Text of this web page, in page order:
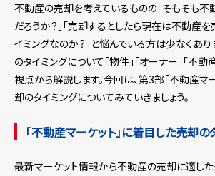
不動産の売却を考えているものの「そもそも
だろうか？」「売却するとしたら現在は不動産
イミングなのか？」と悩んでいる方は少なくあ
のタイミングについて「物件」「オーナー」「不
視点から解説します。今回は、第3部「不動産マ
却のタイミングについてみていきましょう。
「不動産マーケット」に着目した売却の
最新マーケット情報から不動産の売却に適し